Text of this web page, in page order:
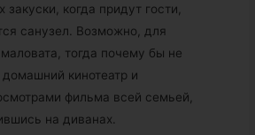
закуски, когда придут гости,
санузел. Возможно, для
тогда почему бы не
кинотеатр и
фильма всей семьей,
на диванах.